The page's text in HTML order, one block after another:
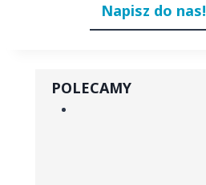
Napisz do nas!
POLECAMY